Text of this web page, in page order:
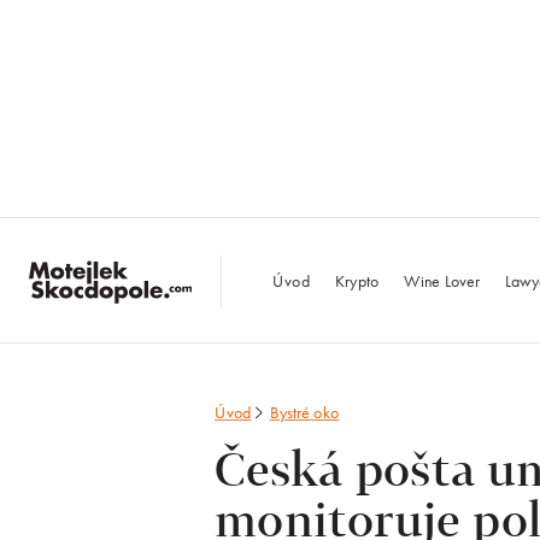
Úvod Krypto Wine Lover
Úvod Bystré oko
Česká pošta
monitoruje